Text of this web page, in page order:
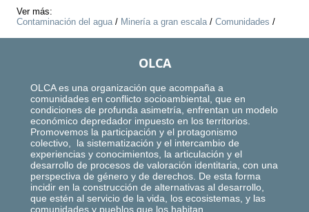
Ver más:
Contaminación del agua/ Minería a gran escala/ Comunidades /
OLCA
OLCA es una organización que acompaña a
comunidades en conflicto socioambiental, que en
condiciones de profunda asimetría, enfrentan un modelo
económico depredador impuesto en los territorios.
Promovemos la participación y el protagonismo
colectivo, la sistematización y el intercambio de
experiencias y conocimientos, la articulación y el
desarrollo de procesos de valoración identitaria, con una
perspectiva de género y de derechos. De esta forma
incidir en la construcción de alternativas al desarrollo,
que estén al servicio de la vida, los ecosistemas, y las
comunidades y pueblos que los habitan.